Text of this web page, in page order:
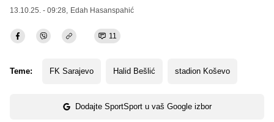
13.10.25. - 09:28, Edah Hasanspahić
11
Teme: FK Sarajevo Halid Bešlić stadion Koševo
Dodajte SportSport u vaš Google izbor